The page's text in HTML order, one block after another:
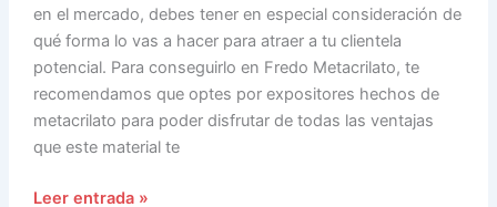
en el mercado, debes tener en especial consideración de
qué forma lo vas a hacer para atraer a tu clientela
potencial. Para conseguirlo en Fredo Metacrilato, te
recomendamos que optes por expositores hechos de
metacrilato para poder disfrutar de todas las ventajas
que este material te
Leer entrada »